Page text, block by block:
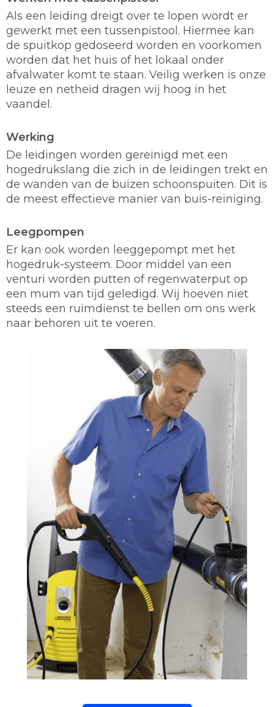
Als een leiding dreigt over te lopen wordt er
gewerkt met een tussenpistool. Hiermee kan
de spuitkop gedoseerd worden en voorkomen
worden dat het huis of het lokaal onder
afvalwater komt te staan. Veilig werken is onze
leuze en netheid dragen wij hoog in het
vaandel.
Werking
De leidingen worden gereinigd met een
hogedrukslang die zich in de leidingen trekt en
de wanden van de buizen schoonspuiten. Dit is
de meest effectieve manier van buis-reiniging.
Leegpompen
Er kan ook worden leeggepompt met het
hogedruk-systeem. Door middel van een
venturi worden putten of regenwaterput op
een mum van tijd geledigd. Wij hoeven niet
steeds een ruimdienst te bellen om ons werk
naar behoren uit te voeren.